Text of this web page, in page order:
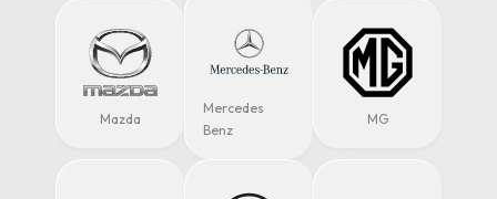
Mazda
Mercedes
Benz
MG